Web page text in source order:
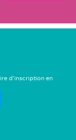
d'inscription en